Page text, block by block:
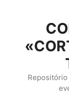
conteúdo
Repositório